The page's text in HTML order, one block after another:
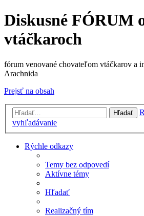
Diskusné FÓRUM
vtáčkaroch
fórum venované chovateľom vtáčkarov a
Arachnida
Prejsť na obsah
Hľadať
vyhľadávanie
Rýchle odkazy
Temy bez odpovedí
Aktívne témy
Hľadať
Realizačný tím